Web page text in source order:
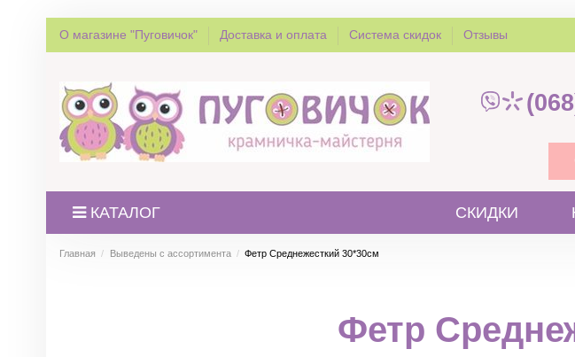
О магазине "Пуговичок" Доставка и оплата Система скидок Отзывы
КАТАЛОГ СКИДКИ
Главная Выведены с ассортимента Фетр Среднежесткий 30*30см
Фетр